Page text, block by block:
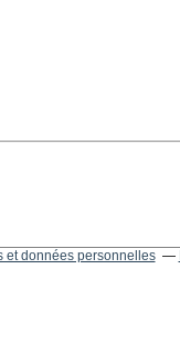
et données personnelles